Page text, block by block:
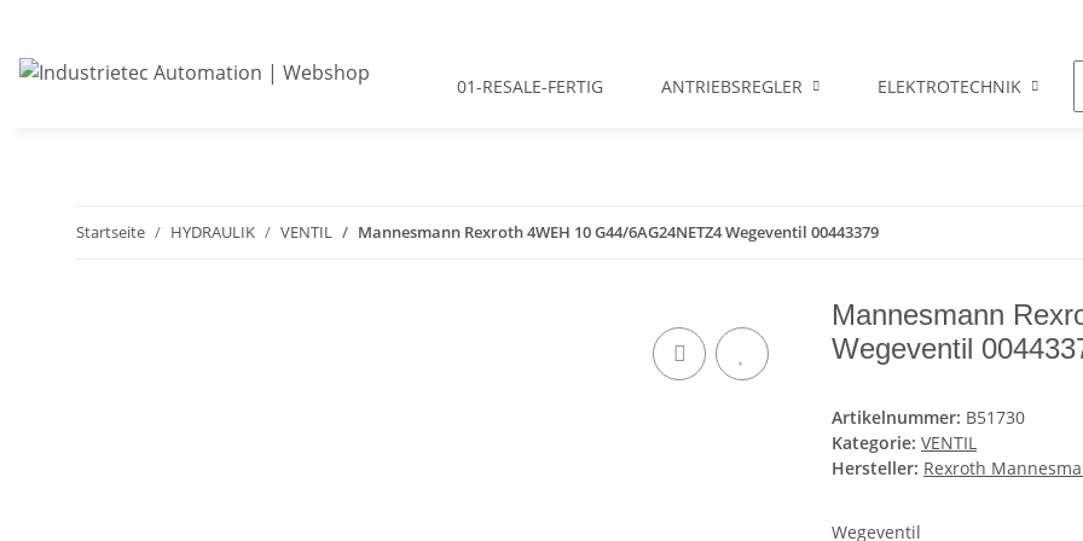
01-RESALE-FERTIG ANTRIEBSREGLER ELEKTROTECHNIK
Startseite HYDRAULIK VENTIL Mannesmann Rexroth 4WEH 10 G44/6AG24NETZ4 Wegeventil 00443379
Mannesmann
Wegeventil
Artikelnummer: B51730
Kategorie: VENTIL
Hersteller: Rexroth
Wegeventil